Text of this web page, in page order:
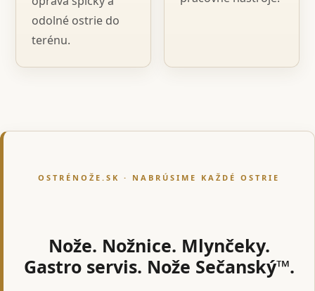
odolné ostrie do
terénu.
OSTRÉNOŽE.SK · NABRÚSIME KAŽDÉ OSTRIE
Nože. Nožnice. Mlynčeky.
Gastro servis. Nože Sečanský™.